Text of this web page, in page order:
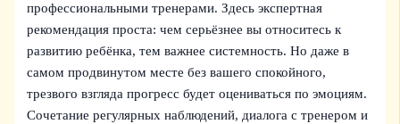
профессиональными тренерами. Здесь экспертная
рекомендация проста: чем серьёзнее вы относитесь к
развитию ребёнка, тем важнее системность. Но даже в
самом продвинутом месте без вашего спокойного,
трезвого взгляда прогресс будет оцениваться по эмоциям.
Сочетание регулярных наблюдений, диалога с тренером и